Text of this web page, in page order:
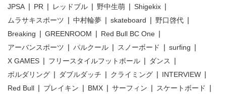
JPSA PR レッドブル 野中生萌
Shigekix
ムラサキスポーツ
中村輪夢 skateboard
野口啓代
Breaking
GREENROOM
Red Bull BC One
アーバンスポーツ
パルクール スノーボード
surfing
X GAMES
フリースタイルフットボール
ダンス
ボルダリング
ダブルダッチ クライミング
INTERVIEW
Red Bull
ブレイキン BMX サーフィン
スケートボード